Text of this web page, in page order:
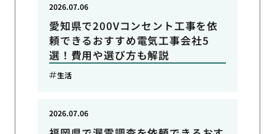
愛知県で200Vコンセント工事を依
頼できるおすすめ電気工事会社5
選！費用や選び方も解説
2026.07.06
生活
2026.07.06